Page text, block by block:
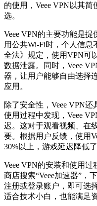
的使用，Veee VPN以其
选。
Veee VPN的主要功能是
用公共Wi-Fi时，个人信
全法》规定，使用VPN可
数据泄露。同时，Veee
器，让用户能够自由选择
应用。
除了安全性，Veee VPN
使用过程中发现，Veee
迟。这对于观看视频、在
要。根据用户反馈，使用
30%以上，游戏延迟降低了
Veee VPN的安装和使用
商店搜索“Veee加速器”，
注册或登录账户，即可选
适合技术小白，也能满足